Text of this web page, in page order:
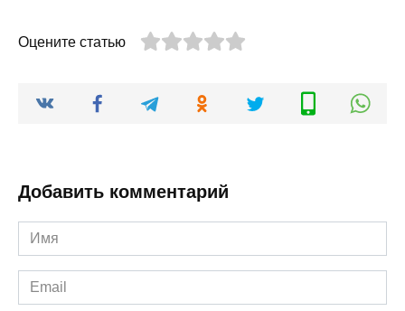
Оцените статью
Добавить комментарий
Имя
*
Email
*